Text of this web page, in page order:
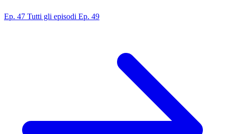
Ep. 47 Tutti gli episodi Ep. 49